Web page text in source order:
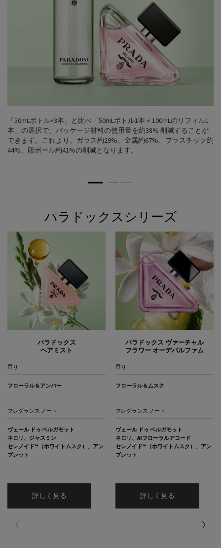
「50mLボトル×3本」と比べ「50mLボトル1本＋100mLのリフィル1
本」の選択で、パッケージ材料の使用量を約38% 削減することが
できます。これより、ガラス約29%、金属約67%、プラスチック約
44%、段ボール約41%の削減となります。​
パラドックスシリーズ
パラドックス
ヘアミスト
香り
フローラル＆アンバー
フレグランス ノート
ヴェール ドゥ ベルガモット
ネロリ、ジャスミン
セレノイド™（ホワイトムスク）、アン
ブレット
詳しく見る
パラドックス ヴァーチャル
フラワー オーデパルファム
香り
フローラル＆ムスク
フレグランス ノート
ヴェール ドゥ ベルガモット
ネロリ、AIフローラルアコード
セレノイド™（ホワイトムスク）、アン
ブレット
詳しく見る